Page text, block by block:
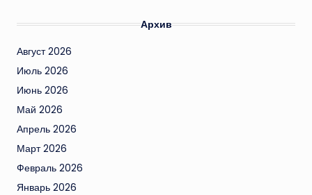
Архив
Август 2026
Июль 2026
Июнь 2026
Май 2026
Апрель 2026
Март 2026
Февраль 2026
Январь 2026